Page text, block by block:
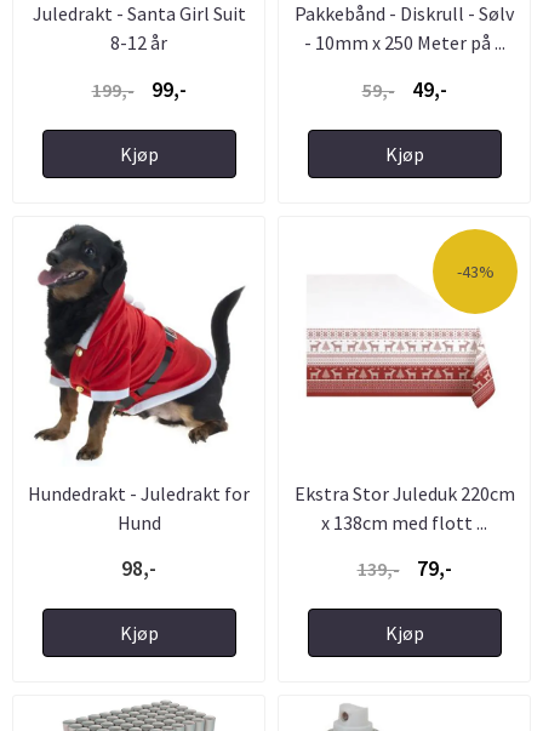
Juledrakt - Santa Girl Suit
8-12 år
199,-
99,-
Kjøp
Pakkebånd - Diskrull - Sølv
- 10mm x 250 Meter på ...
59,-
49,-
Kjøp
Hundedrakt - Juledrakt for
Hund
98,-
Kjøp
-43%
Ekstra Stor Juleduk 220cm
x 138cm med flott ...
139,-
79,-
Kjøp